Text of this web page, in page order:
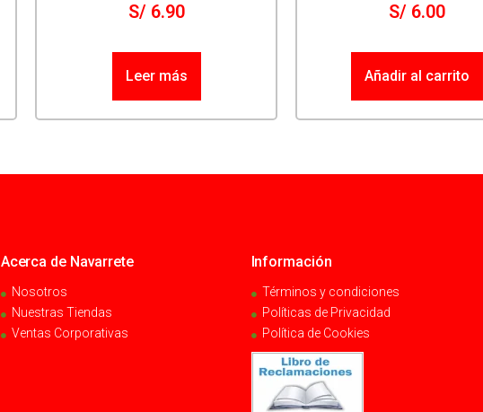
S/6.90
Leer más
S/6.00
Añadir al carrito
Acerca de Navarrete
Nosotros
Nuestras Tiendas
Ventas Corporativas
Información
Términos y condiciones
Políticas de Privacidad
Política de Cookies